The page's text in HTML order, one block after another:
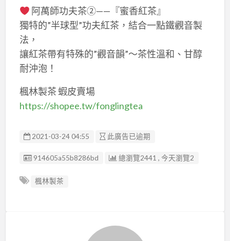
阿萬師功夫茶②——『蜜香紅茶』
獨特的”半球型”功夫紅茶，結合一點鐵觀音製
法，
讓紅茶帶有特殊的”觀音韻”～茶性溫和、甘醇
耐沖泡！
楓林製茶 蝦皮賣場
https://shopee.tw/fonglingtea
2021-03-24 04:55 此廣告已逾期
廣告编號
914605a55b8286bd 總瀏覽2441 , 今天瀏覽2
楓林製茶